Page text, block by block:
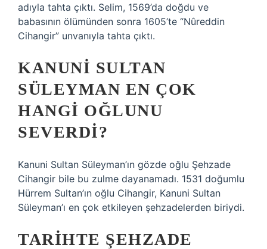
adıyla tahta çıktı. Selim, 1569’da doğdu ve
babasının ölümünden sonra 1605’te “Nûreddin
Cihangir” unvanıyla tahta çıktı.
KANUNI SULTAN
SÜLEYMAN EN ÇOK
HANGI OĞLUNU
SEVERDI?
Kanuni Sultan Süleyman’ın gözde oğlu Şehzade
Cihangir bile bu zulme dayanamadı. 1531 doğumlu
Hürrem Sultan’ın oğlu Cihangir, Kanuni Sultan
Süleyman’ı en çok etkileyen şehzadelerden biriydi.
TARIHTE ŞEHZADE